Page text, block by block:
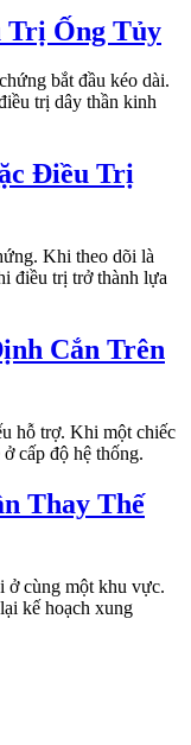
Trị Ống Tủy
bắt đầu kéo dài.
trị dây thần kinh
Điều Trị
Khi theo dõi là
điều trị trở thành lựa
Cắn Trên
hỗ trợ. Khi một chiếc
cấp độ hệ thống.
Thay Thế
ở cùng một khu vực.
kế hoạch xung